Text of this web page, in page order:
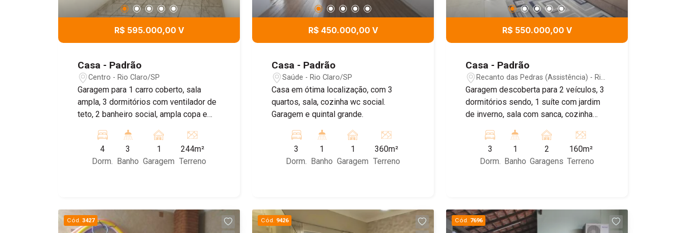
R$ 595.000,00 V
Casa - Padrão
Centro - Rio Claro/SP
Garagem para 1 carro coberto, sala
ampla, 3 dormitórios com ventilador de
teto, 2 banheiro social, ampla copa e
dormitório, lavanderia coberta, edícula
com cozinha, sala quarto e banheiro
4
Dorm.
3
Banho
1
Garagem
244m²
Terreno
R$ 450.000,00 V
Casa - Padrão
Saúde - Rio Claro/SP
Casa em ótima localização, com 3
quartos, sala, cozinha wc social.
Garagem e quintal grande.
3
Dorm.
1
Banho
1
Garagem
360m²
Terreno
R$ 550.000,00 V
Casa - Padrão
Recanto das Pedras (Assistência) - Rio
Claro/SP
Garagem descoberta para 2 veículos, 3
dormitórios sendo, 1 suíte com jardim
de inverno, sala com sanca, cozinha
social, lavanderia e quintal. Imóvel todo
em porcelanato e com estrutura para se
construir sobrado. Agende sua visita!
3
Dorm.
1
Banho
2
Garagens
160m²
Terreno
Cód. 3427 Cód. 9426 Cód. 7696